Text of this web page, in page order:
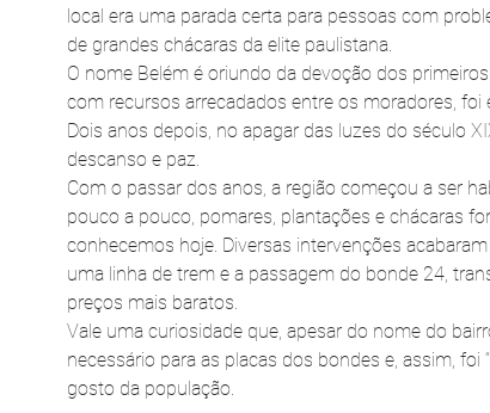
local era uma parada certa para pessoas com
de grandes chácaras da elite paulistana.
O nome Belém é oriundo da devoção dos
com recursos arrecadados entre os moradores,
Dois anos depois, no apagar das luzes do século
descanso e paz.
Com o passar dos anos, a região começou a ser
pouco a pouco, pomares, plantações e chácaras
conhecemos hoje. Diversas intervenções
uma linha de trem e a passagem do bonde 24,
preços mais baratos.
Vale uma curiosidade que, apesar do nome do
necessário para as placas dos bondes e, assim,
gosto da população.